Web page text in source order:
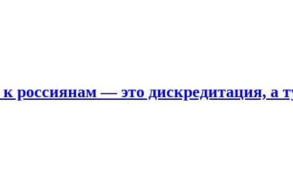
россиянам — это дискредитация, а